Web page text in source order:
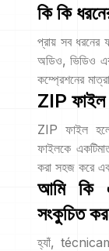
কি কি
প্রায় সব ধরনের
অডিও, ভিডিও
কম্প্রেশনের
ZIP ফাইল
ZIP ফাইল
ফাইলকে
করা সহজ করে
আমি কি
সংকুচিত
হ্যাঁ,